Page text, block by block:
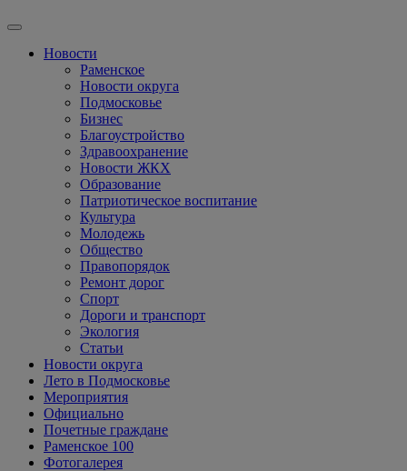
Новости
Раменское
Новости округа
Подмосковье
Бизнес
Благоустройство
Здравоохранение
Новости ЖКХ
Образование
Патриотическое воспитание
Культура
Молодежь
Общество
Правопорядок
Ремонт дорог
Спорт
Дороги и транспорт
Экология
Статьи
Новости округа
Лето в Подмосковье
Мероприятия
Официально
Почетные граждане
Раменское 100
Фотогалерея